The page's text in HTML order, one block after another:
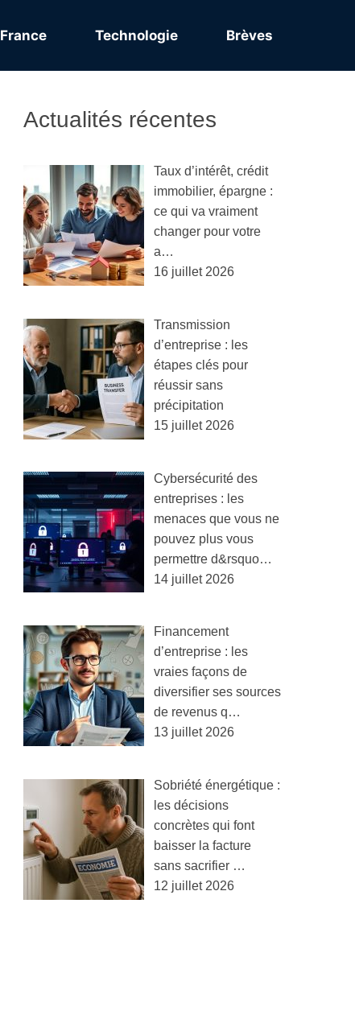
France Technologie Brèves
Actualités récentes
Taux d’intérêt, crédit
immobilier, épargne :
ce qui va vraiment
changer pour votre
a…
16 juillet 2026
Transmission
d’entreprise : les
étapes clés pour
réussir sans
précipitation
15 juillet 2026
Cybersécurité des
entreprises : les
menaces que vous ne
pouvez plus vous
permettre d&rsquo…
14 juillet 2026
Financement
d’entreprise : les
vraies façons de
diversifier ses sources
de revenus q…
13 juillet 2026
Sobriété énergétique :
les décisions
concrètes qui font
baisser la facture
sans sacrifier …
12 juillet 2026